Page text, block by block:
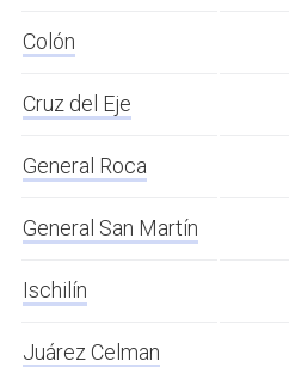
Colón
Cruz del Eje
General Roca
General San Martín
Ischilín
Juárez Celman